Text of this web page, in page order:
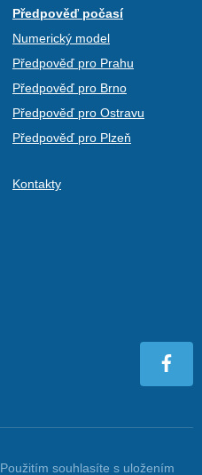
Předpověď počasí
Numerický model
Předpověď pro Prahu
Předpověď pro Brno
Předpověď pro Ostravu
Předpověď pro Plzeň
Kontakty
Použitím souhlasíte s uložením